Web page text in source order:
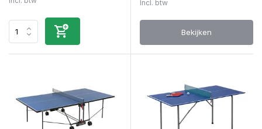
Incl. btw
Bekijken